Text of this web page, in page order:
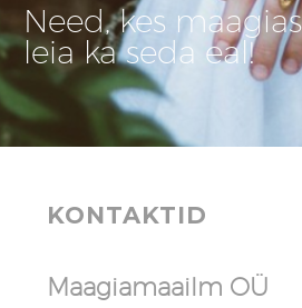
Need, kes
leia ka seda eal!
KONTAKTID
Maagiamaailm OÜ